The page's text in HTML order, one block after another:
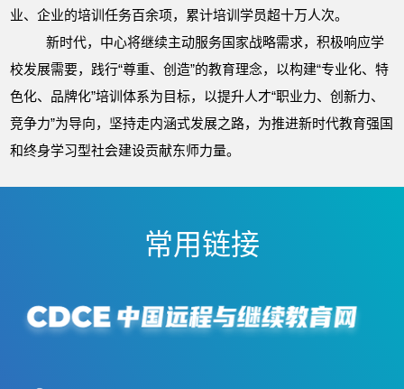
业、企业的培训任务百余项，累计培训学员超十万人次。
新时代，中心将继续主动服务国家战略需求，积极响应学
校发展需要，践行“尊重、创造”的教育理念，以构建“专业化、特
色化、品牌化”培训体系为目标，以提升人才“职业力、创新力、
竞争力”为导向，坚持走内涵式发展之路，为推进新时代教育强国
和终身学习型社会建设贡献东师力量。
常用链接